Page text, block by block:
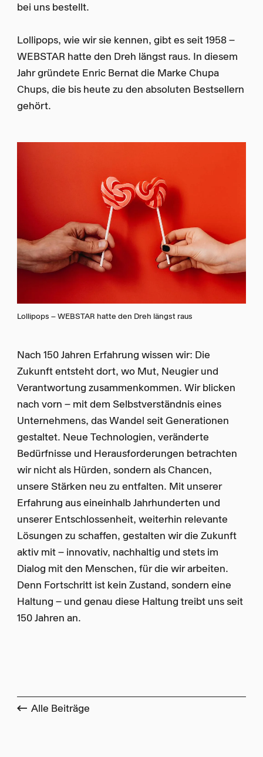
bei uns bestellt.
Lollipops, wie wir sie kennen, gibt es seit 1958 –
WEBSTAR hatte den Dreh längst raus. In diesem
Jahr gründete Enric Bernat die Marke Chupa
Chups, die bis heute zu den absoluten Bestsellern
gehört.
Lollipops – WEBSTAR hatte den Dreh längst raus
Nach 150 Jahren Erfahrung wissen wir: Die
Zukunft entsteht dort, wo Mut, Neugier und
Verantwortung zusammenkommen. Wir blicken
nach vorn – mit dem Selbstverständnis eines
Unternehmens, das Wandel seit Generationen
gestaltet. Neue Technologien, veränderte
Bedürfnisse und Herausforderungen betrachten
wir nicht als Hürden, sondern als Chancen,
unsere Stärken neu zu entfalten. Mit unserer
Erfahrung aus eineinhalb Jahrhunderten und
unserer Entschlossenheit, weiterhin relevante
Lösungen zu schaffen, gestalten wir die Zukunft
aktiv mit – innovativ, nachhaltig und stets im
Dialog mit den Menschen, für die wir arbeiten.
Denn Fortschritt ist kein Zustand, sondern eine
Haltung – und genau diese Haltung treibt uns seit
150 Jahren an.
Alle Beiträge